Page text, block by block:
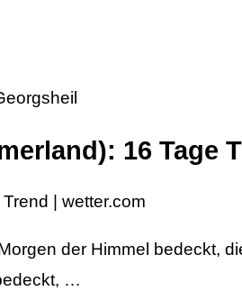
16 Tage
| wetter.com
der Himmel bedeckt,
…